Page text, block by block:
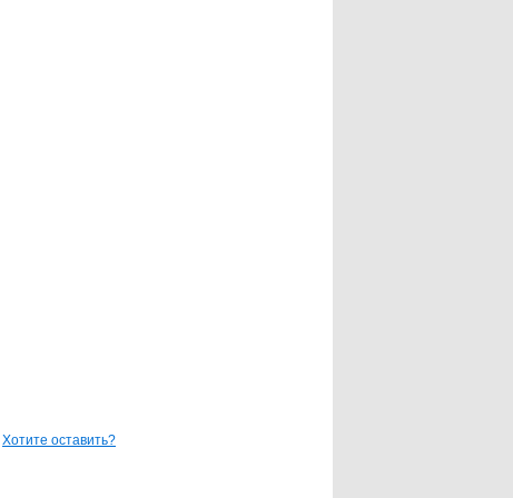
Хотите оставить?